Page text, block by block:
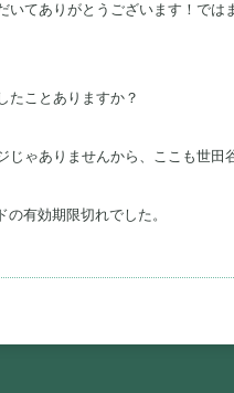
いてありがとうございます！では
たことありますか？
じゃありませんから、ここも世田
有効期限切れでした。